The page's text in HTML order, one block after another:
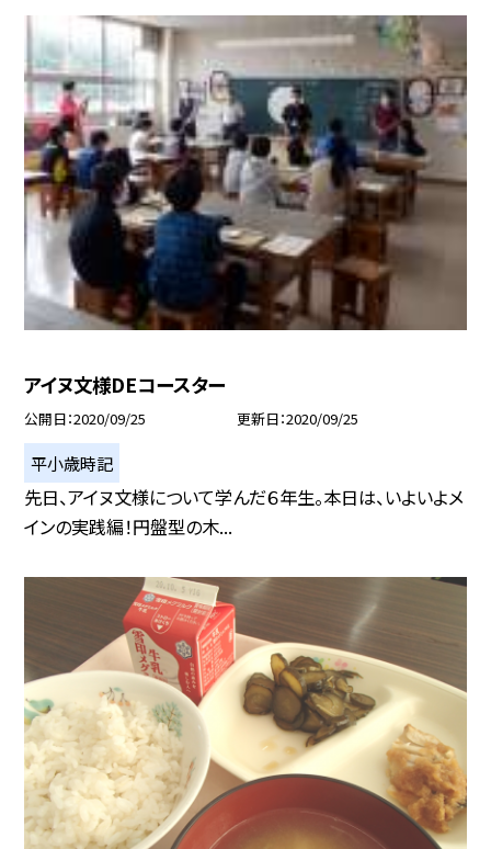
アイヌ文様DEコースター
公開日 2020/09/25 更新日 2020/09/25
平小歳時記
先日、アイヌ文様について学んだ６年生。本日は、いよいよメ
インの実践編！円盤型の木...